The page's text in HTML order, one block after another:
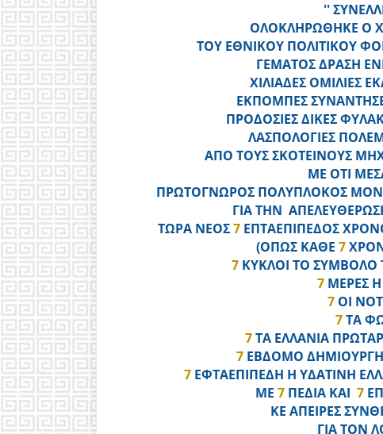
''
ΟΛΟΚΛΗΡΩΘΗΚΕ Ο
ΤΟΥ ΕΘΝΙΚΟΥ ΠΟΛΙΤΙΚΟΥ
ΓΕΜΑΤΟΣ ΔΡΑΣΗ
ΧΙΛΙΑΔΕΣ ΟΜΙΛΙΕΣ
ΕΚΠΟΜΠΕΣ
ΠΡΟΔΟΣΙΕΣ ΔΙΚΕΣ
ΛΑΣΠΟΛΟΓΙΕΣ
ΑΠΟ ΤΟΥΣ ΣΚΟΤΕΙΝΟΥΣ
ΜΕ ΟΤΙ
ΠΡΩΤΟΓΝΩΡΟΣ ΠΟΛΥΠΛΟΚΟΣ
ΓΙΑ ΤΗΝ
ΤΩΡΑ ΝΕΟΣ7 ΕΠΤΑΕΠΙΠΕΔΟΣ
(ΟΠΩΣ ΚΑΘΕ 7
7ΚΥΚΛΟΙ ΤΟ
7 ΜΕΡΕΣ
7 ΟΙ
7ΤΑ
7ΤΑ ΕΛΛΑΝΙΑ
7 ΕΒΔΟΜΟ
7 ΕΦΤΑΕΠΙΠΕΔΗ Η ΥΔΑΤΙΝΗ
ΜΕ 7 ΠΕΔΙΑ ΚΑΙ 7
ΚΕ ΑΠΕΙΡΕΣ
ΓΙΑ ΤΟΝ